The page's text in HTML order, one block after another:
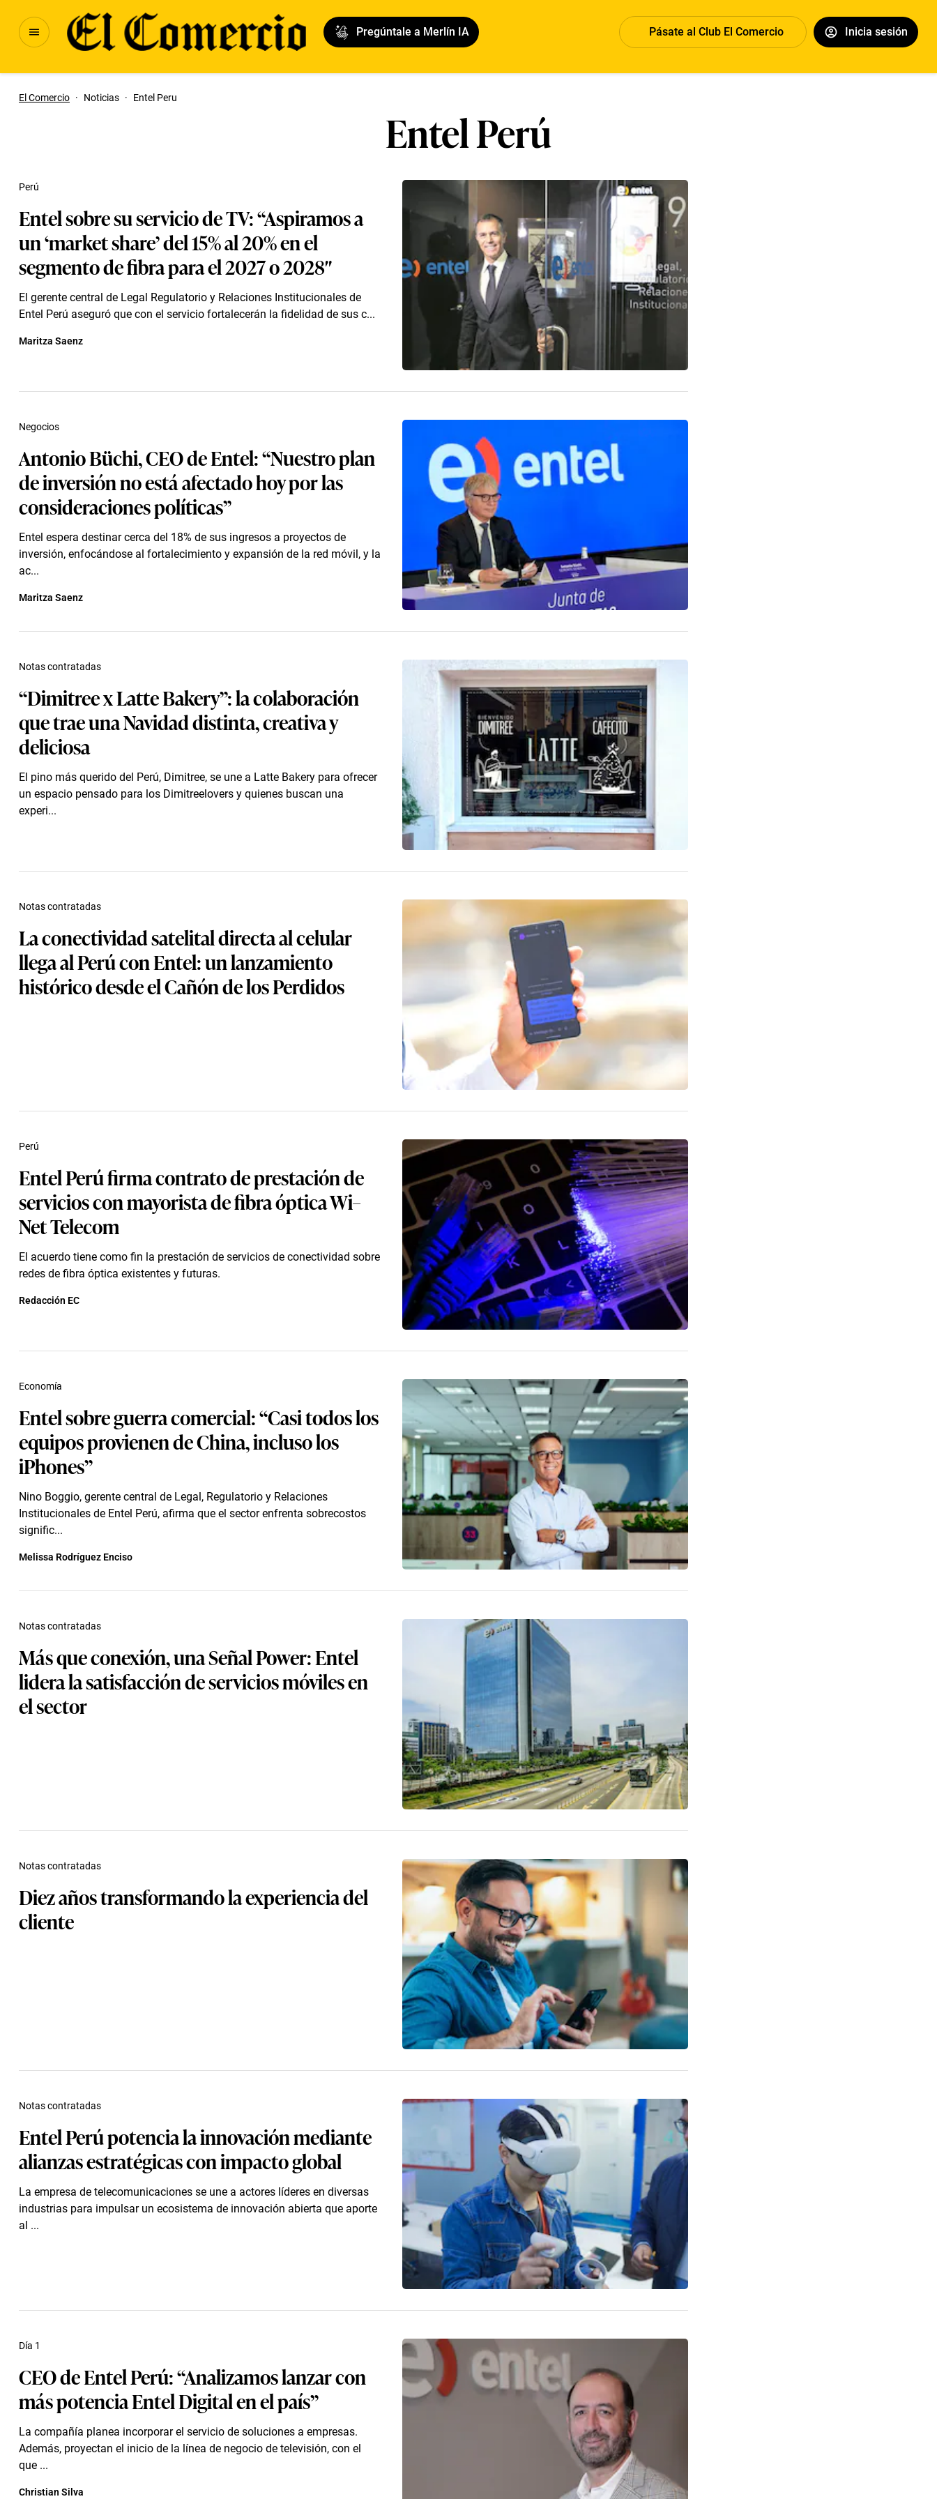
Pregúntale a Merlín IA Pásate al Club El Comercio Inicia sesión
El Comercio · Noticias · Entel Peru
Entel Perú
Entel sobre su servicio de TV: “Aspiramos a
un ‘market share’ del 15% al 20% en el
segmento de fibra para el 2027 o 2028″
El gerente central de Legal Regulatorio y Relaciones Institucionales de
Entel Perú aseguró que con el servicio fortalecerán la fidelidad de sus c...
Perú
Maritza Saenz
Antonio Büchi, CEO de Entel: “Nuestro plan
de inversión no está afectado hoy por las
consideraciones políticas”
Entel espera destinar cerca del 18% de sus ingresos a proyectos de
inversión, enfocándose al fortalecimiento y expansión de la red móvil, y la
ac...
Negocios
Maritza Saenz
“Dimitree x Latte Bakery”: la colaboración
que trae una Navidad distinta, creativa y
deliciosa
El pino más querido del Perú, Dimitree, se une a Latte Bakery para ofrecer
un espacio pensado para los Dimitreelovers y quienes buscan una
experi...
Notas contratadas
La conectividad satelital directa al celular
llega al Perú con Entel: un lanzamiento
histórico desde el Cañón de los Perdidos
Notas contratadas
Entel Perú firma contrato de prestación de
servicios con mayorista de fibra óptica Wi–
Net Telecom
El acuerdo tiene como fin la prestación de servicios de conectividad sobre
redes de fibra óptica existentes y futuras.
Perú
Redacción EC
Entel sobre guerra comercial: “Casi todos los
equipos provienen de China, incluso los
iPhones”
Nino Boggio, gerente central de Legal, Regulatorio y Relaciones
Institucionales de Entel Perú, afirma que el sector enfrenta sobrecostos
signific...
Economía
Melissa Rodríguez Enciso
Más que conexión, una Señal Power: Entel
lidera la satisfacción de servicios móviles en
el sector
Notas contratadas
Diez años transformando la experiencia del
cliente
Notas contratadas
Entel Perú potencia la innovación mediante
alianzas estratégicas con impacto global
La empresa de telecomunicaciones se une a actores líderes en diversas
industrias para impulsar un ecosistema de innovación abierta que aporte
al ...
Notas contratadas
CEO de Entel Perú: “Analizamos lanzar con
más potencia Entel Digital en el país”
La compañía planea incorporar el servicio de soluciones a empresas.
Además, proyectan el inicio de la línea de negocio de televisión, con el
que ...
Día 1
Christian Silva